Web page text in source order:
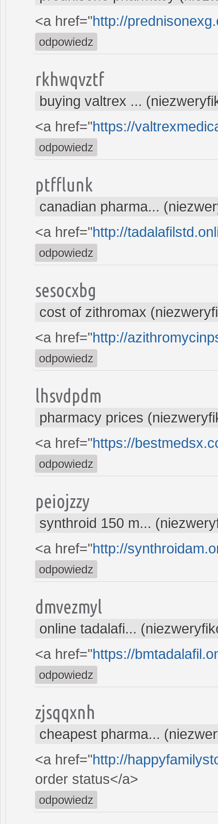
<a href="http://
odpowiedz
rkhwqvztf
buying valtrex ...
<a href="https://
odpowiedz
ptfflunk
canadian pharma...
<a href="http://
odpowiedz
sesocxbg
cost of zithromax
<a href="http://
odpowiedz
lhsvdpdm
pharmacy prices
<a href="https://
odpowiedz
peiojzzy
synthroid 150 m...
<a href="http://
odpowiedz
dmvezmyl
online tadalafi...
<a href="https://
odpowiedz
zjsqqxnh
cheapest pharma...
<a href="http://
order status</a>
odpowiedz